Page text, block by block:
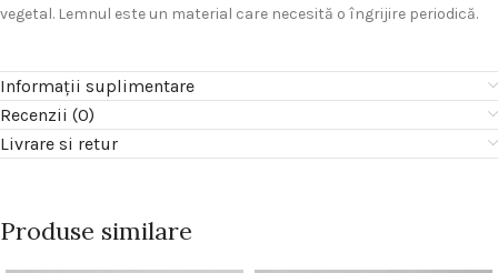
vegetal. Lemnul este un material care necesită o îngrijire periodică.
Informații suplimentare
Recenzii (0)
Livrare si retur
Produse similare